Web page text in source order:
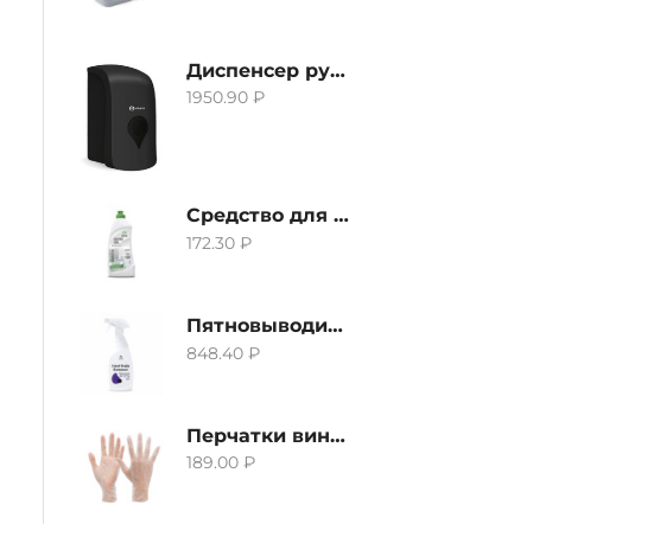
Диспенсер ручной для жидкого мыла Grass IT-0638, черный
1950.90₽
Средство для удаления извести и ржавчины Grass Gloss-Gel, 500мл
172.30₽
Пятновыводитель Grass Hard Stain Remover, 600мл
848.40₽
Перчатки виниловые неопудренные CTP-BS, размер S
189.00₽